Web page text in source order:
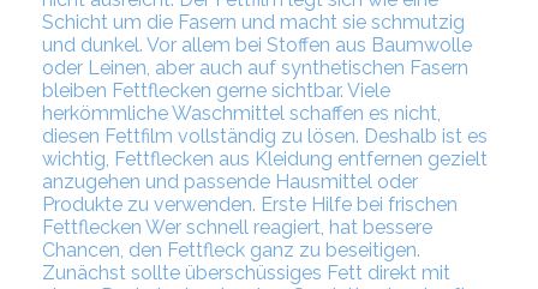
Schicht um die Fasern und macht sie schmutzig
und dunkel. Vor allem bei Stoffen aus Baumwolle
oder Leinen, aber auch auf synthetischen Fasern
bleiben Fettflecken gerne sichtbar. Viele
herkömmliche Waschmittel schaffen es nicht,
diesen Fettfilm vollständig zu lösen. Deshalb ist es
wichtig, Fettflecken aus Kleidung entfernen gezielt
anzugehen und passende Hausmittel oder
Produkte zu verwenden. Erste Hilfe bei frischen
Fettflecken Wer schnell reagiert, hat bessere
Chancen, den Fettfleck ganz zu beseitigen.
Zunächst sollte überschüssiges Fett direkt mit